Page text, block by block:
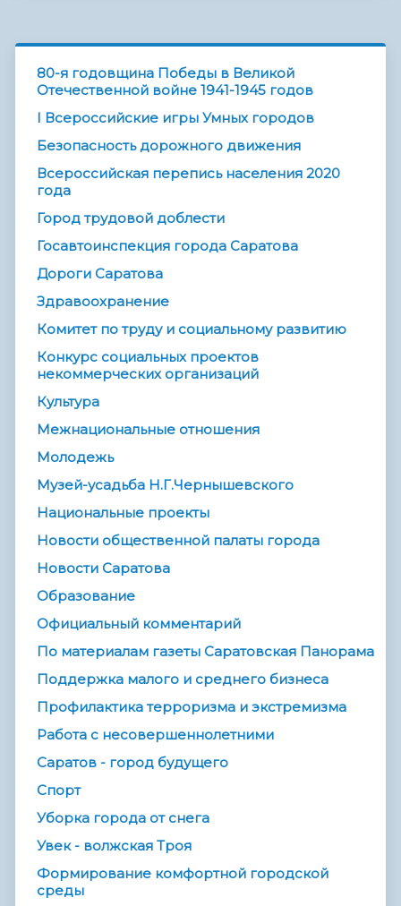
80-я годовщина Победы в Великой
Отечественной войне 1941-1945 годов
I Всероссийские игры Умных городов
Безопасность дорожного движения
Всероссийская перепись населения 2020
года
Город трудовой доблести
Госавтоинспекция города Саратова
Дороги Саратова
Здравоохранение
Комитет по труду и социальному развитию
Конкурс социальных проектов
некоммерческих организаций
Культура
Межнациональные отношения
Молодежь
Музей-усадьба Н.Г.Чернышевского
Национальные проекты
Новости общественной палаты города
Новости Саратова
Образование
Официальный комментарий
По материалам газеты Саратовская Панорама
Поддержка малого и среднего бизнеса
Профилактика терроризма и экстремизма
Работа с несовершеннолетними
Саратов - город будущего
Спорт
Уборка города от снега
Увек - волжская Троя
Формирование комфортной городской
среды